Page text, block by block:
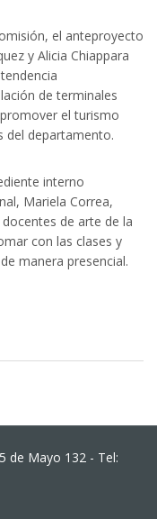
el anteproyecto
y Alicia Chiappara
de terminales
el turismo
del departamento.
interno
Mariela Correa,
de arte de la
con las clases y
manera presencial.
de Mayo 132 - Tel: